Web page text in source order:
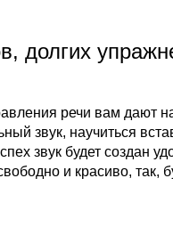
долгих
речи вам дают
звук, научиться
звук будет создан
и красиво, так,